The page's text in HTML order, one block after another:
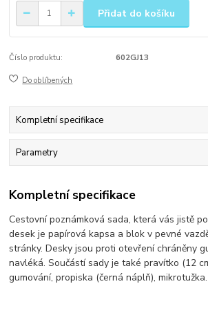
Přidat do košíku
Číslo produktu: 602GJ13
Do oblíbených
Kompletní specifikace
Parametry
Kompletní specifikace
Cestovní poznámková sada, která vás jistě
desek je papírová kapsa a blok v pevné
stránky. Desky jsou proti otevření chráněny
navléká. Součástí sady je také pravítko (12
gumování, propiska (černá náplň), mikrotužka.